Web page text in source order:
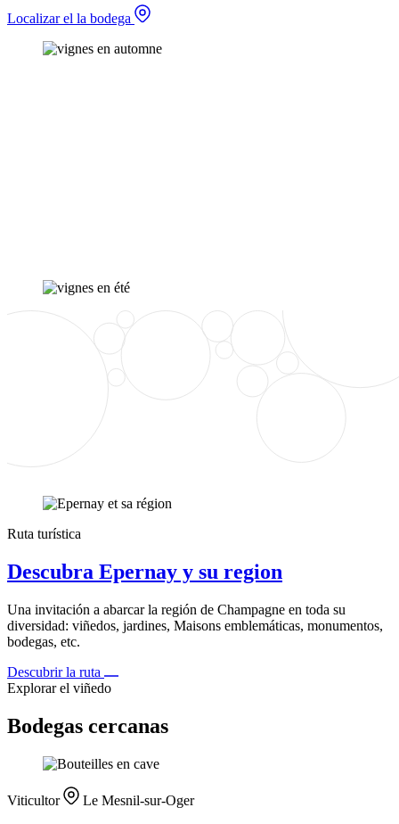
Localizar el la bodega
Ruta turística
Descubra Epernay y su region
Una invitación a abarcar la región de Champagne en toda su
diversidad: viñedos, jardines, Maisons emblemáticas, monumentos,
bodegas, etc.
Descubrir la ruta
Explorar el viñedo
Bodegas cercanas
Viticultor Le Mesnil-sur-Oger